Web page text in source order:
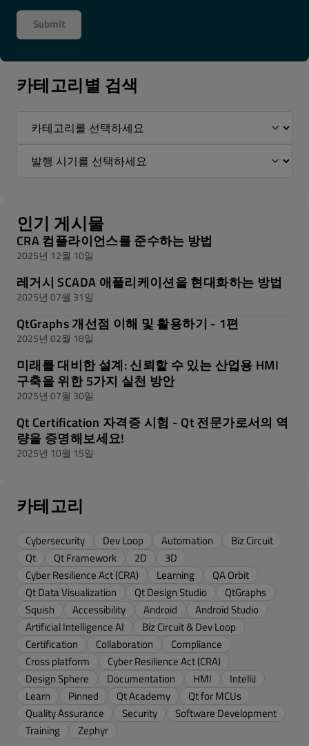
카테고리별 검색
인기 게시물
CRA 컴플라이언스를 준수하는 방법
2025년 12월 10일
레거시 SCADA 애플리케이션을 현대화하는 방법
2025년 07월 31일
QtGraphs 개선점 이해 및 활용하기 - 1편
2025년 02월 18일
미래를 대비한 설계: 신뢰할 수 있는 산업용 HMI
구축을 위한 5가지 실천 방안
2025년 07월 30일
Qt Certification 자격증 시험 - Qt 전문가로서의 역
량을 증명해보세요!
2025년 10월 15일
카테고리
Cybersecurity Dev Loop Automation
Biz Circuit
Qt
Qt Framework 2D
3D
Cyber Resilience Act (CRA)
Learning
QA Orbit
Qt Data Visualization
Qt Design Studio
QtGraphs
Squish
Accessibility Android
Android Studio
Artificial Intelligence AI
Biz Circuit & Dev Loop
Certification
Collaboration
Compliance
Cross platform
Cyber Resilience Act (CRA)
Design Sphere
Documentation HMI
IntelliJ
Learn
Pinned Qt Academy
Qt for MCUs
Quality Assurance
Security
Software Development
Training
Zephyr